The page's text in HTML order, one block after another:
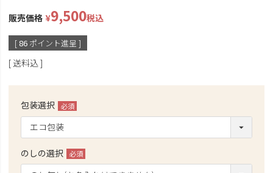
販売価格 ¥9,500税込
[ 86 ポイント進呈 ]
送料込
包装選択
(必
須)
のしの選択
(必